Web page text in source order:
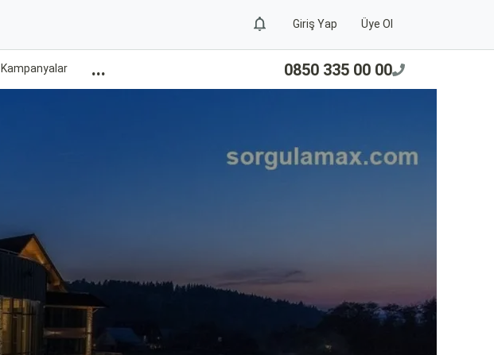
Giriş Yap Üye Ol
Kampanyalar ... 0850 335 00 00